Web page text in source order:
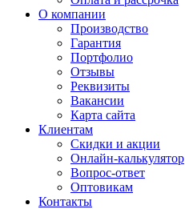
О компании
Производство
Гарантия
Портфолио
Отзывы
Реквизиты
Вакансии
Карта сайта
Клиентам
Скидки и акции
Онлайн-калькулятор
Вопрос-ответ
Оптовикам
Контакты